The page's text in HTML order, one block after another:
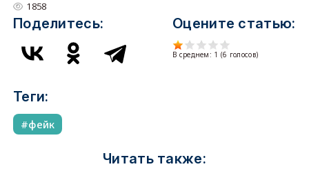
1858
Поделитесь: Оцените статью:
В среднем: 1 (6 голосов)
Теги:
фейк
Читать также: